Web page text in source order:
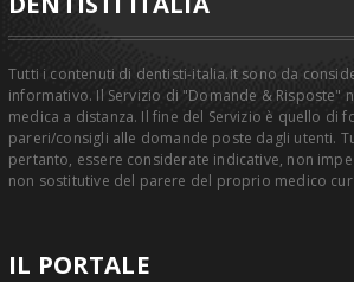
Tutti i contenuti di dentisti-italia.it sono da
informativo. Il Servizio di "Domande & Risposte"
medica a distanza. Il fine del Servizio è quello di
pareri/consigli alle domande poste dagli utenti.
pertanto, essere considerate indicative, non
non sostitutive del parere del proprio medico
IL PORTALE